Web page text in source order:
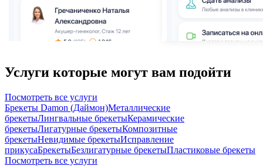
Услуги которые могут вам подойти
Посмотреть все услуги
Брекеты Damon (Даймон)Металлические
брекетыЛингвальные брекетыКерамические
брекетыЛигатурные брекетыКомпозитные
брекетыНевидимые брекетыИсправление
прикусаБрекетыБезлигатурные брекетыПластиковые брекеты
Посмотреть все услуги